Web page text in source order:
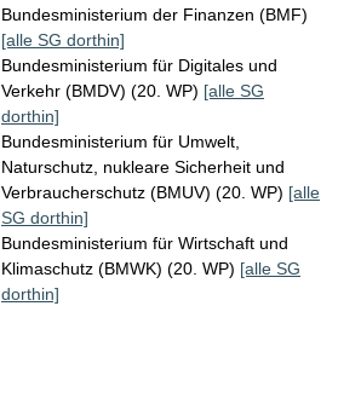
Bundesministerium der Finanzen (BMF)
[alle SG dorthin]
Bundesministerium für Digitales und
Verkehr (BMDV) (20. WP) [alle SG
dorthin]
Bundesministerium für Umwelt,
Naturschutz, nukleare Sicherheit und
Verbraucherschutz (BMUV) (20. WP) [alle
SG dorthin]
Bundesministerium für Wirtschaft und
Klimaschutz (BMWK) (20. WP) [alle SG
dorthin]